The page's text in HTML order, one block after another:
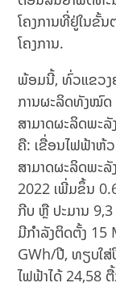
ໂຄງການທີ່ຢູ່ໃນຂັ້ນ
ໂຄງການ.
ພ້ອມນີ້, ທົ່ວແຂວງ
ການຜະລິດທັງໝົດ
ສາມາດຜະລິດພະ
ຄື: ເຂື່ອນໄຟຟ້າຫ້
ສາມາດຜະລິດພະລັ
2022 ເພີ່ມຂຶ້ນ
ກີບ ຫຼື ປະມານ
ມີກຳລັງຕິດຕັ້ງ 15
GWh/ປີ, ທຽບໃ
ໄຟຟ້າໄດ້ 24,58